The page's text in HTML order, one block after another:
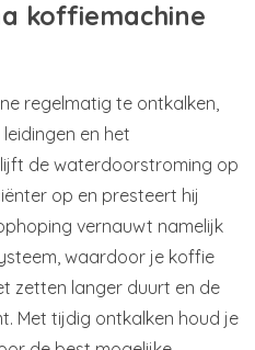
koffiemachine
regelmatig te ontkalken,
en het
de waterdoorstroming op
op en presteert hij
vernauwt namelijk
waardoor je koffie
zetten langer duurt en de
Met tijdig ontkalken houd je